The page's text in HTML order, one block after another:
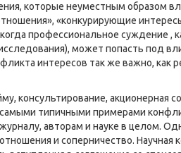
которые неуместным образом
«конкурирующие
профессиональное суждение ,
может попасть под
интересов так же важно, как
консультирование, акционерная
типичными примерами
авторам и науке в целом.
и соперничество. Научная